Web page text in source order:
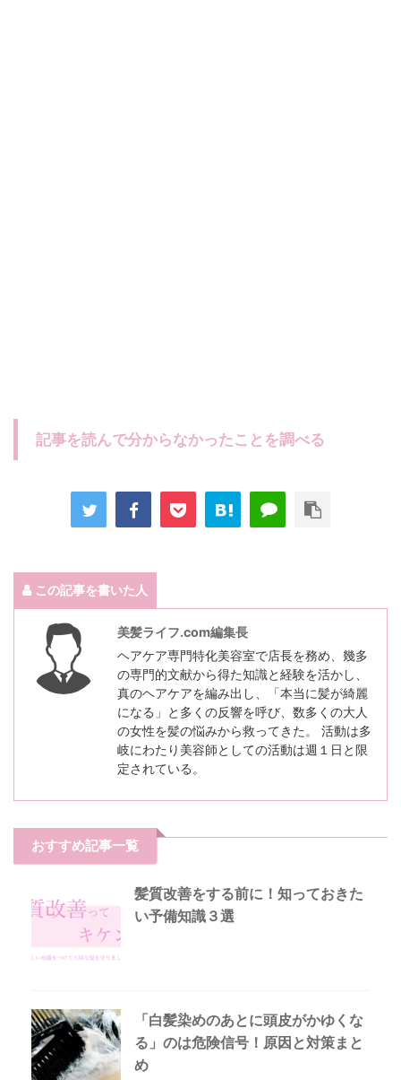
記事を読んで分からなかったことを調べる
この記事を書いた人
美髪ライフ.com編集長
ヘアケア専門特化美容室で店長を務め、幾多
の専門的文献から得た知識と経験を活かし、
真のヘアケアを編み出し、「本当に髪が綺麗
になる」と多くの反響を呼び、数多くの大人
の女性を髪の悩みから救ってきた。 活動は多
岐にわたり美容師としての活動は週１日と限
定されている。
おすすめ記事一覧
髪質改善をする前に！知っておきた
い予備知識３選
「白髪染めのあとに頭皮がかゆくな
る」のは危険信号！原因と対策まと
め